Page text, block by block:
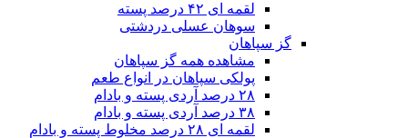
لقمه ای ۴۲ درصد پسته
سوهان عسلی دردشتی
گز سپاهان
مشاهده همه گز سپاهان
پولکی سپاهان در انواع طعم
۲۸ درصد آردی پسته و بادام
۳۸ درصد آردی پسته و بادام
لقمه ای ۲۸ درصد مخلوط پسته و بادام